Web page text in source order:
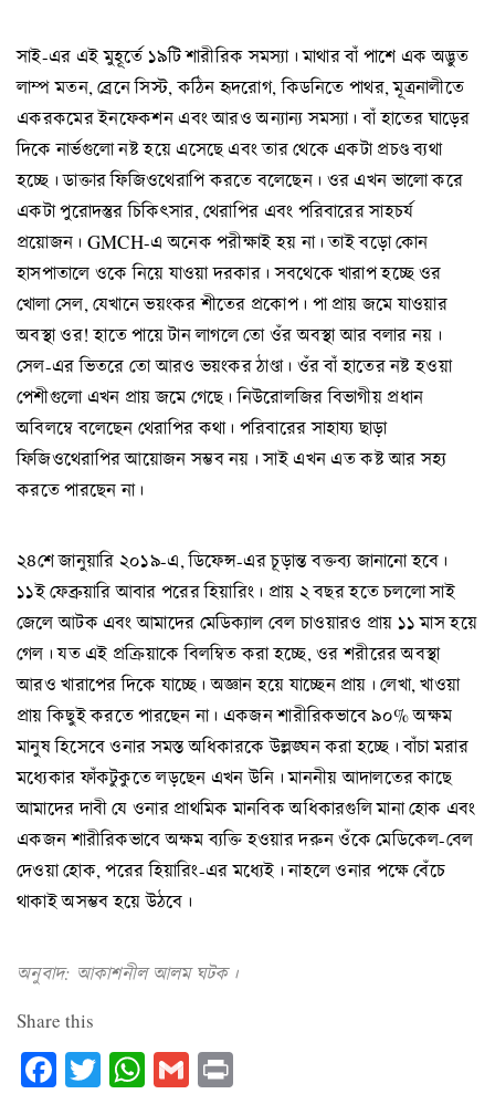
সাই-এর এই মুহূর্তে ১৯টি শারীরিক সমস্যা। মাথার বাঁ পাশে এক অদ্ভুত
লাম্প মতন, ব্রেনে সিস্ট, কঠিন হৃদরোগ, কিডনিতে পাথর, মূত্রনালীতে
একরকমের ইনফেকশন এবং আরও অন্যান্য সমস্যা। বাঁ হাতের ঘাড়ের
দিকে নার্ভগুলো নষ্ট হয়ে এসেছে এবং তার থেকে একটা প্রচণ্ড ব্যথা
হচ্ছে। ডাক্তার ফিজিওথেরাপি করতে বলেছেন। ওর এখন ভালো করে
একটা পুরোদস্তুর চিকিৎসার, থেরাপির এবং পরিবারের সাহচর্য
প্রয়োজন। GMCH-এ অনেক পরীক্ষাই হয় না। তাই বড়ো কোন
হাসপাতালে ওকে নিয়ে যাওয়া দরকার। সবথেকে খারাপ হচ্ছে ওর
খোলা সেল, যেখানে ভয়ংকর শীতের প্রকোপ। পা প্রায় জমে যাওয়ার
অবস্থা ওর! হাতে পায়ে টান লাগলে তো ওঁর অবস্থা আর বলার নয়।
সেল-এর ভিতরে তো আরও ভয়ংকর ঠাণ্ডা। ওঁর বাঁ হাতের নষ্ট হওয়া
পেশীগুলো এখন প্রায় জমে গেছে। নিউরোলজির বিভাগীয় প্রধান
অবিলম্বে বলেছেন থেরাপির কথা। পরিবারের সাহায্য ছাড়া
ফিজিওথেরাপির আয়োজন সম্ভব নয়। সাই এখন এত কষ্ট আর সহ্য
করতে পারছেন না।
২৪শে জানুয়ারি ২০১৯-এ, ডিফেন্স-এর চূড়ান্ত বক্তব্য জানানো হবে।
১১ই ফেব্রুয়ারি আবার পরের হিয়ারিং। প্রায় ২ বছর হতে চললো সাই
জেলে আটক এবং আমাদের মেডিক্যাল বেল চাওয়ারও প্রায় ১১ মাস হয়ে
গেল। যত এই প্রক্রিয়াকে বিলম্বিত করা হচ্ছে, ওর শরীরের অবস্থা
আরও খারাপের দিকে যাচ্ছে। অজ্ঞান হয়ে যাচ্ছেন প্রায়। লেখা, খাওয়া
প্রায় কিছুই করতে পারছেন না। একজন শারীরিকভাবে ৯০% অক্ষম
মানুষ হিসেবে ওনার সমস্ত অধিকারকে উল্লঙ্ঘন করা হচ্ছে। বাঁচা মরার
মধ্যেকার ফাঁকটুকুতে লড়ছেন এখন উনি। মাননীয় আদালতের কাছে
আমাদের দাবী যে ওনার প্রাথমিক মানবিক অধিকারগুলি মানা হোক এবং
একজন শারীরিকভাবে অক্ষম ব্যক্তি হওয়ার দরুন ওঁকে মেডিকেল-বেল
দেওয়া হোক, পরের হিয়ারিং-এর মধ্যেই। নাহলে ওনার পক্ষে বেঁচে
থাকাই অসম্ভব হয়ে উঠবে।
অনুবাদ: আকাশনীল আলম ঘটক।
Share this
Facebook
TwitterWhatsApp
Gmail